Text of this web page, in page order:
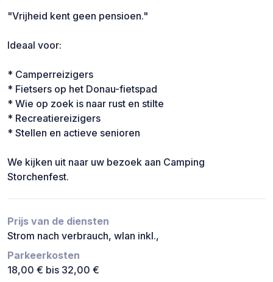
"Vrijheid kent geen pensioen."
Ideaal voor:
* Camperreizigers
* Fietsers op het Donau-fietspad
* Wie op zoek is naar rust en stilte
* Recreatiereizigers
* Stellen en actieve senioren
We kijken uit naar uw bezoek aan Camping
Storchenfest.
Prijs van de diensten
Strom nach verbrauch, wlan inkl.,
Parkeerkosten
18,00 € bis 32,00 €